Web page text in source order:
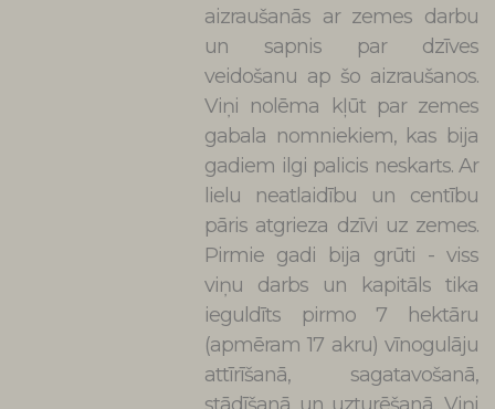
aizraušanās ar zemes darbu
un sapnis par dzīves
veidošanu ap šo aizraušanos.
Viņi nolēma kļūt par zemes
gabala nomniekiem, kas bija
gadiem ilgi palicis neskarts. Ar
lielu neatlaidību un centību
pāris atgrieza dzīvi uz zemes.
Pirmie gadi bija grūti - viss
viņu darbs un kapitāls tika
ieguldīts pirmo 7 hektāru
(apmēram 17 akru) vīnogulāju
attīrīšanā, sagatavošanā,